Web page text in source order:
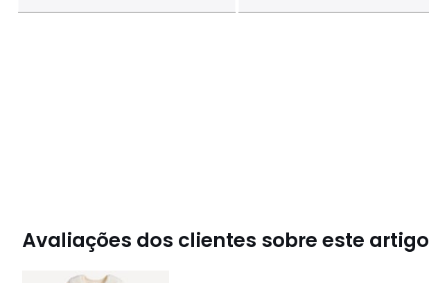
Avaliações dos clientes sobre este artigo